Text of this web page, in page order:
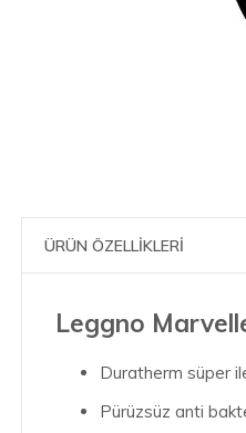
ÜRÜN ÖZELLİKLERİ
Leggno
Duratherm süper
Pürüzsüz anti